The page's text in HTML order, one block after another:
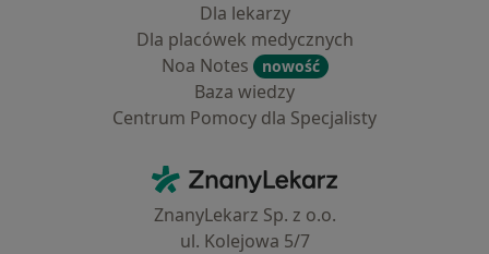
Dla lekarzy
Dla placówek medycznych
Noa Notes
nowość
Baza wiedzy
Centrum Pomocy dla Specjalisty
ZnanyLekarz - Strona główna
ZnanyLekarz Sp. z o.o.
ul. Kolejowa 5/7